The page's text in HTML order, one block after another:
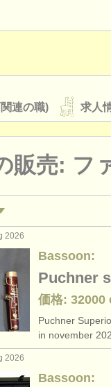
連の職) 求人
ATS faq ログイ
販売: フ
奏関係の職): ファゴ
ゴット (9)
ファゴット (10)
baroque
ファゴット
2026
Bassoon:
Puchner
価格: 32000
Puchner
in november
2026
Bassoon: